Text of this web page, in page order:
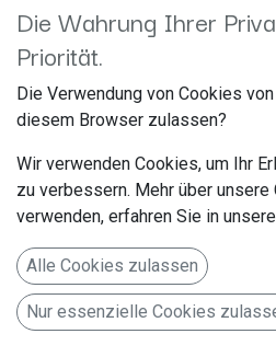
2-DIN RB Fiat
Opel Combo >
381094-26
Artikelnummer: 381094-26
acv GmbH
Straßburger Allee 10-12
Die Wahrung Ihrer
Priorität.
Die Verwendung von Cookies
diesem Browser zulassen?
Wir verwenden Cookies, um Ihr
zu verbessern. Mehr über
verwenden, erfahren Sie in
Alle Cookies zulassen
Nur essenzielle Cookies